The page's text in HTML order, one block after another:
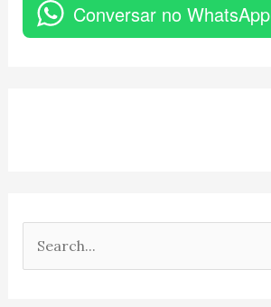
Conversar no WhatsApp